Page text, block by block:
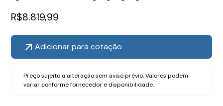
R$8.819,99
Adicionar para cotação
Preço sujeito a alteração sem aviso prévio. Valores podem
variar conforme fornecedor e disponibilidade.